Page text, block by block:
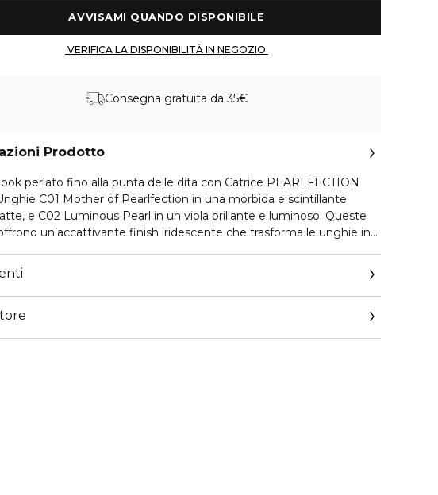
Consegna gratuita da 35€
Prodotto
perlato fino alla punta delle dita con Catrice PEARLFECTION
C01 Mother of Pearlfection in una morbida e scintillante
e C02 Luminous Pearl in un viola brillante e luminoso. Queste
un’accattivante finish iridescente che trasforma le unghie in